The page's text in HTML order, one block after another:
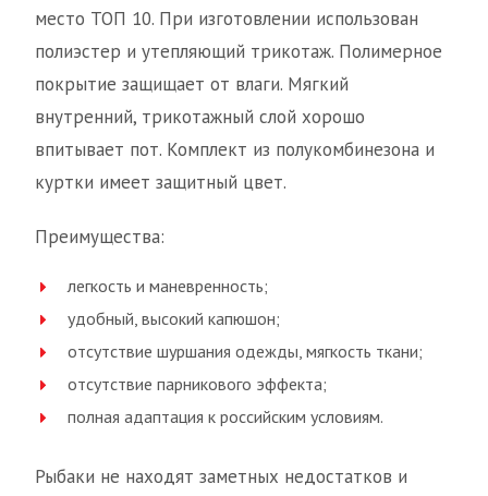
место ТОП 10. При изготовлении использован
полиэстер и утепляющий трикотаж. Полимерное
покрытие защищает от влаги. Мягкий
внутренний, трикотажный слой хорошо
впитывает пот. Комплект из полукомбинезона и
куртки имеет защитный цвет.
Преимущества:
легкость и маневренность;
удобный, высокий капюшон;
отсутствие шуршания одежды, мягкость ткани;
отсутствие парникового эффекта;
полная адаптация к российским условиям.
Рыбаки не находят заметных недостатков и